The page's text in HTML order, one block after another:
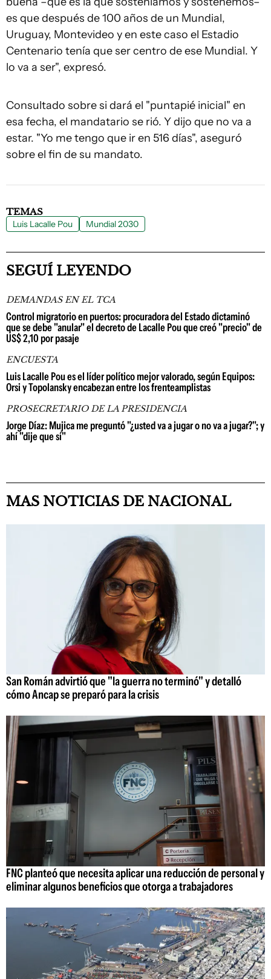
es que después de 100 años de un Mundial,
Uruguay, Montevideo y en este caso el Estadio
Centenario tenía que ser centro de ese Mundial. Y
lo va a ser", expresó.
Consultado sobre si dará el "puntapié inicial" en
esa fecha, el mandatario se rió. Y dijo que no va a
estar. "Yo me tengo que ir en 516 días", aseguró
sobre el fin de su mandato.
TEMAS
Luis Lacalle Pou Mundial 2030
SEGUÍ LEYENDO
DEMANDAS EN EL TCA
Control migratorio en puertos: procuradora del Estado dictaminó
que se debe "anular" el decreto de Lacalle Pou que creó "precio" de
US$ 2,10 por pasaje
ENCUESTA
Luis Lacalle Pou es el líder político mejor valorado, según Equipos:
Orsi y Topolansky encabezan entre los frenteamplistas
PROSECRETARIO DE LA PRESIDENCIA
Jorge Díaz: Mujica me preguntó "¿usted va a jugar o no va a jugar?"; y
ahí "dije que sí"
MAS NOTICIAS DE NACIONAL
San Román advirtió que "la guerra no terminó" y detalló
cómo Ancap se preparó para la crisis
FNC planteó que necesita aplicar una reducción de personal y
eliminar algunos beneficios que otorga a trabajadores